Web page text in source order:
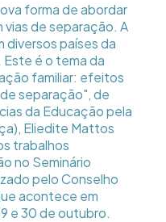
forma de abordar
de separação. A
diversos países da
é o tema da
familiar: efeitos
separação", de
da Educação pela
Eliedite Mattos
trabalhos
no Seminário
pelo Conselho
acontece em
e 30 de outubro.